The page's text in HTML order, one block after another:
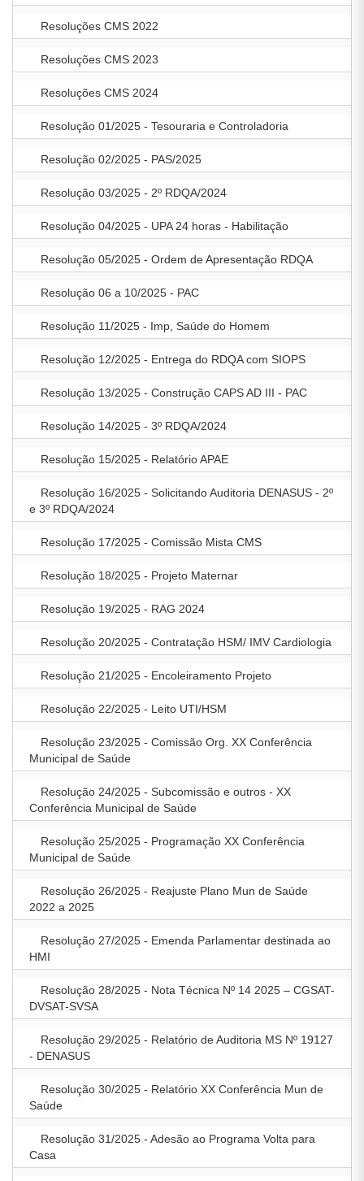
Resoluções CMS 2022
Resoluções CMS 2023
Resoluções CMS 2024
Resolução 01/2025 - Tesouraria e Controladoria
Resolução 02/2025 - PAS/2025
Resolução 03/2025 - 2º RDQA/2024
Resolução 04/2025 - UPA 24 horas - Habilitação
Resolução 05/2025 - Ordem de Apresentação RDQA
Resolução 06 a 10/2025 - PAC
Resolução 11/2025 - Imp, Saúde do Homem
Resolução 12/2025 - Entrega do RDQA com SIOPS
Resolução 13/2025 - Construção CAPS AD III - PAC
Resolução 14/2025 - 3º RDQA/2024
Resolução 15/2025 - Relatório APAE
Resolução 16/2025 - Solicitando Auditoria DENASUS - 2º
e 3º RDQA/2024
Resolução 17/2025 - Comissão Mista CMS
Resolução 18/2025 - Projeto Maternar
Resolução 19/2025 - RAG 2024
Resolução 20/2025 - Contratação HSM/ IMV Cardiologia
Resolução 21/2025 - Encoleiramento Projeto
Resolução 22/2025 - Leito UTI/HSM
Resolução 23/2025 - Comissão Org. XX Conferência
Municipal de Saúde
Resolução 24/2025 - Subcomissão e outros - XX
Conferência Municipal de Saúde
Resolução 25/2025 - Programação XX Conferência
Municipal de Saúde
Resolução 26/2025 - Reajuste Plano Mun de Saúde
2022 a 2025
Resolução 27/2025 - Emenda Parlamentar destinada ao
HMI
Resolução 28/2025 - Nota Técnica Nº 14 2025 – CGSAT-
DVSAT-SVSA
Resolução 29/2025 - Relatório de Auditoria MS Nº 19127
- DENASUS
Resolução 30/2025 - Relatório XX Conferência Mun de
Saúde
Resolução 31/2025 - Adesão ao Programa Volta para
Casa